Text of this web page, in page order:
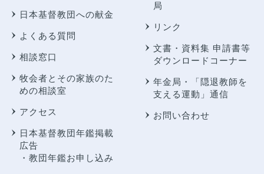
日本基督教団への献金
よくある質問
相談窓口
牧会者とその家族のた
めの相談室
アクセス
日本基督教団年鑑掲載
広告
・教団年鑑お申し込み
局
リンク
文書・資料集 申請書等
ダウンロードコーナー
年金局・
「隠退教師を
支える運動」通信
お問い合わせ